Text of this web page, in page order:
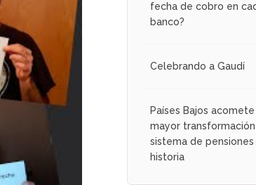
fecha de cobro en
banco?
Celebrando a Gaudí
Países Bajos
mayor
sistema de pensiones
historia